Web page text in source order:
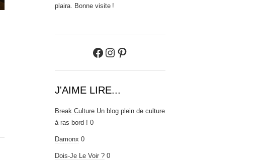
plaira. Bonne visite !
Facebook
Instagram
Pinterest
J'AIME LIRE...
Break Culture Un blog plein de culture
à ras bord ! 0
Damonx 0
Dois-Je Le Voir ? 0